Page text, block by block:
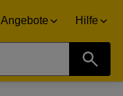
Angebote Hilfe